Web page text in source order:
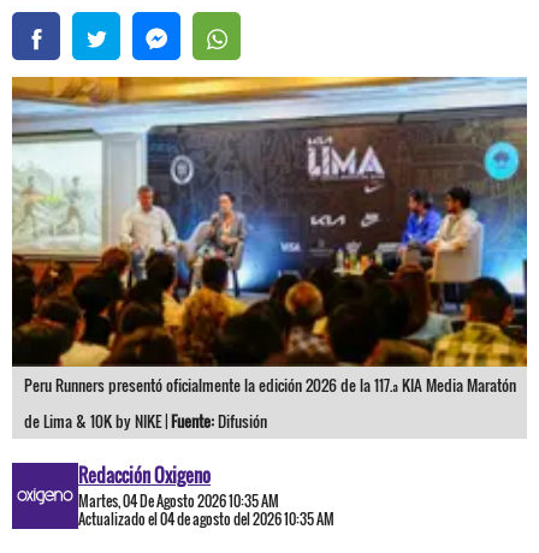
Peru Runners presentó oficialmente la edición 2026 de la 117.ª KIA Media Maratón
de Lima & 10K by NIKE |Fuente:Difusión
Redacción Oxigeno
Martes, 04 De Agosto 2026 10:35 AM
Actualizado el 04 de agosto del 2026 10:35 AM